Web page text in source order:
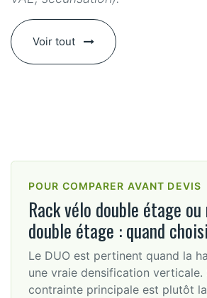
Voir tout
POUR COMPARER AVANT DEVIS
Rack vélo double étage
double étage : quand
Le DUO est pertinent quand la
une vraie densification verticale.
contrainte principale est plutôt